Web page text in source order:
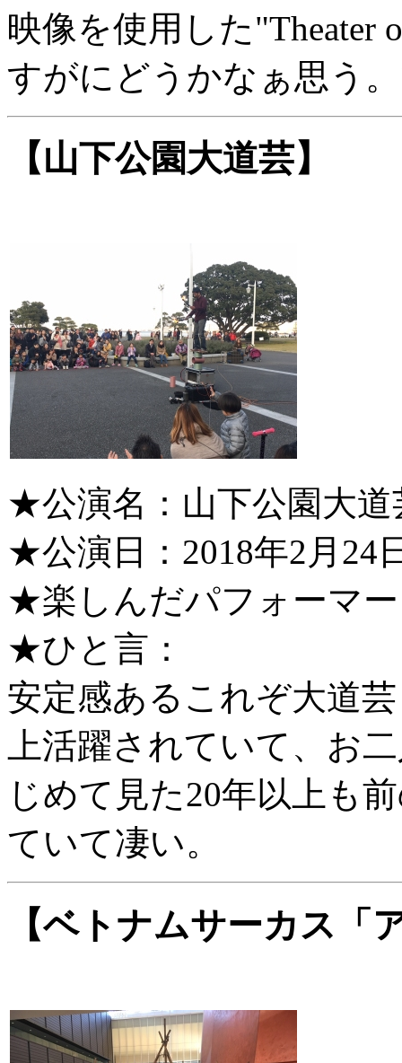
映像を使用した"Theater
すがにどうかなぁ思う
【山下公園大道芸】
★公演名：山下公園大道
★公演日：2018年2月24
★楽しんだパフォーマ
★ひと言：
安定感あるこれぞ大道
上活躍されていて、お
じめて見た20年以上も
ていて凄い。
【ベトナムサーカス「